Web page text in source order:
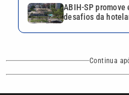
ABIH-SP promove
desafios da
Continua